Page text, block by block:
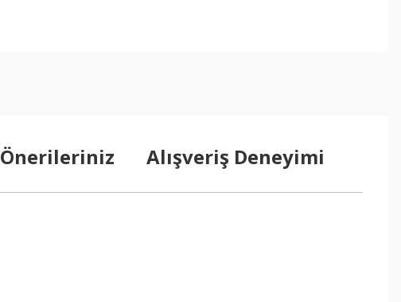
Önerileriniz Alışveriş Deneyimi